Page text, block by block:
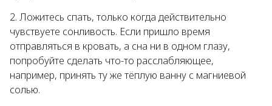
Ложитесь спать, только когда действительно
чувствуете сонливость. Если пришло время
отправляться в кровать, а сна ни в одном глазу,
попробуйте сделать что-то расслабляющее,
например, принять ту же тёплую ванну с магниевой
солью.